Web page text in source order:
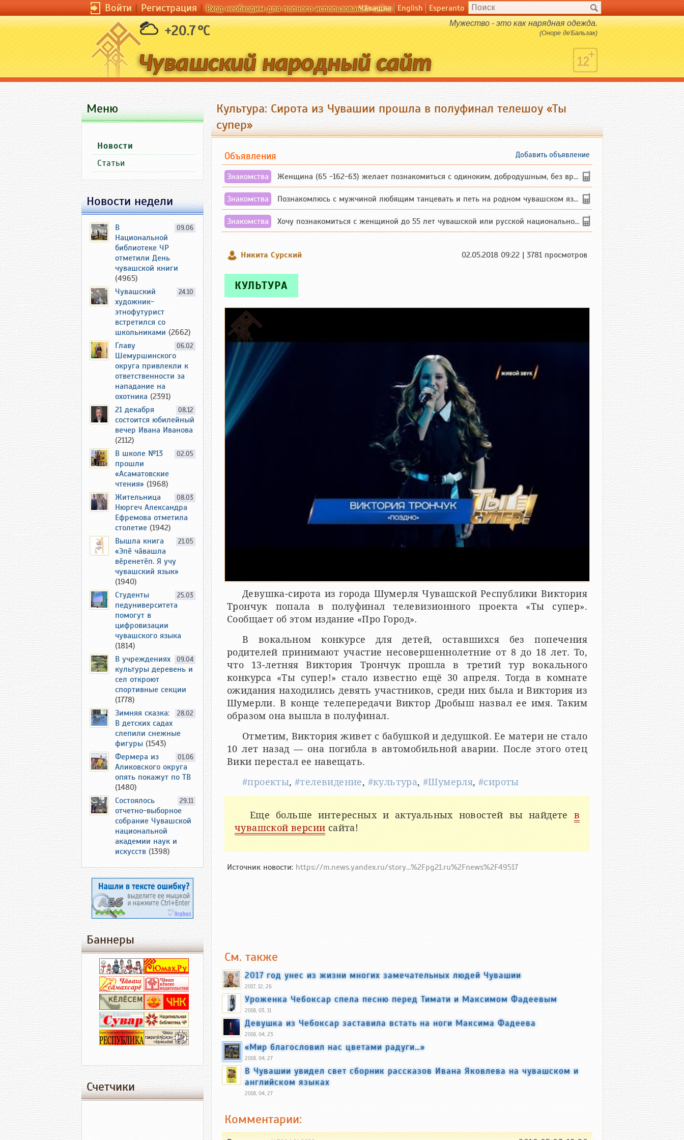
Войти|Регистрация|Вход необходим для полного использования сайта
Чӑвашла English Esperanto
+20.7 °C Мужество - это как нарядная одежда.
(Оноре де'Бальзак)
Культура: Сирота из Чувашии прошла в полуфинал телешоу «Ты
супер»
Добавить объявление
Объявления
Знакомства Женщина (65 -162-63) желает познакомиться с одиноким, добродушным, без вредных ...
Знакомства Познакомлюсь с мужчиной любящим танцевать и петь на родном чувашском языке
Знакомства Хочу познакомиться с женщиной до 55 лет чувашской или русской национальности дл...
Никита Сурский 02.05.2018 09:22 | 3781 просмотров
КУЛЬТУРА
Девушка-сирота из города Шумерля Чувашской Республики Виктория
Трончук попала в полуфинал телевизионного проекта «Ты супер».
Сообщает об этом издание «Про Город».
В вокальном конкурсе для детей, оставшихся без попечения
родителей принимают участие несовершеннолетние от 8 до 18 лет. То,
что 13-летняя Виктория Трончук прошла в третий тур вокального
конкурса «Ты супер!» стало известно ещё 30 апреля. Тогда в комнате
ожидания находились девять участников, среди них была и Виктория из
Шумерли. В конце телепередачи Виктор Дробыш назвал ее имя. Таким
образом она вышла в полуфинал.
Отметим, Виктория живет с бабушкой и дедушкой. Ее матери не стало
10 лет назад — она погибла в автомобильной аварии. После этого отец
Вики перестал ее навещать.
#проекты,#телевидение, #культура,#Шумерля,#сироты
Еще больше интересных и актуальных новостей вы найдете в
чувашской версии сайта!
Источник новости: https://m.news.yandex.ru/story...%2Fpg21.ru%2Fnews%2F49517
См. также
2017 год унес из жизни многих замечательных людей Чувашии
2017, 12, 26
Уроженка Чебоксар спела песню перед Тимати и Максимом Фадеевым
2018, 03, 11
Девушка из Чебоксар заставила встать на ноги Максима Фадеева
2018, 04, 23
«Мир благословил нас цветами радуги…»
2018, 04, 27
В Чувашии увидел свет сборник рассказов Ивана Яковлева на чувашском и
английском языках
2018, 04, 27
Комментарии:
Меню
Новости
Статьи
Новости недели
09.06
В
Национальной
библиотеке ЧР
отметили День
чувашской книги
(4965)
24.10
Чувашский
художник-
этнофутурист
встретился со
школьниками (2662)
06.02
Главу
Шемуршинского
округа привлекли к
ответственности за
нападание на
охотника (2391)
08.12
21 декабря
состоится юбилейный
вечер Ивана Иванова
(2112)
02.05
В школе №13
прошли
«Асаматовские
чтения» (1968)
08.03
Жительница
Нюргеч Александра
Ефремова отметила
столетие (1942)
21.05
Вышла книга
«Эпӗ чӑвашла
вӗренетӗп. Я учу
чувашский язык»
(1940)
25.03
Студенты
педуниверситета
помогут в
цифровизации
чувашского языка
(1814)
09.04
В учреждениях
культуры деревень и
сел откроют
спортивные секции
(1778)
28.02
Зимняя сказка:
В детских садах
слепили снежные
фигуры (1543)
01.06
Фермера из
Аликовского округа
опять покажут по ТВ
(1480)
29.11
Состоялось
отчетно-выборное
собрание Чувашской
национальной
академии наук и
искусств (1398)
Баннеры
Счетчики